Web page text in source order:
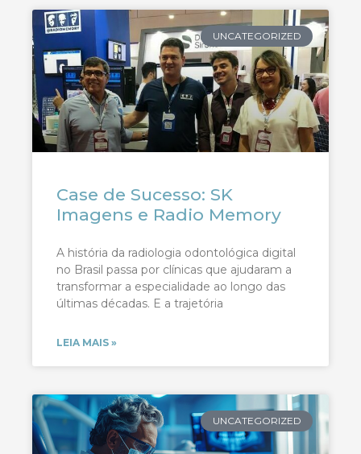
UNCATEGORIZED
Case de Sucesso: SK
Imagens e Radio Memory
A história da radiologia odontológica digital
no Brasil passa por clínicas que ajudaram a
transformar a especialidade ao longo das
últimas décadas. E a trajetória
LEIA MAIS »
UNCATEGORIZED